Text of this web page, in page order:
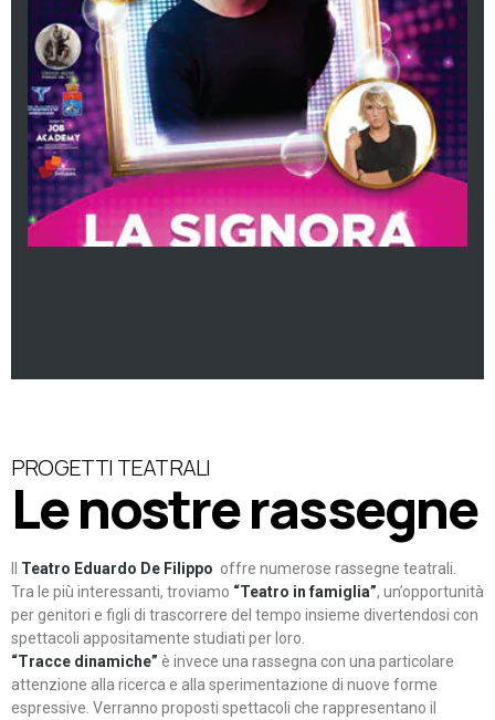
PROGETTI TEATRALI
Le nostre rassegne
Teatro Eduardo De Filippo offre numerose rassegne teatrali.
Tra le più interessanti, troviamo “Teatro in famiglia”, un’opportunità
per genitori e figli di trascorrere del tempo insieme divertendosi con
spettacoli appositamente studiati per loro.
“Tracce dinamiche” è invece una rassegna con una particolare
attenzione alla ricerca e alla sperimentazione di nuove forme
espressive. Verranno proposti spettacoli che rappresentano il